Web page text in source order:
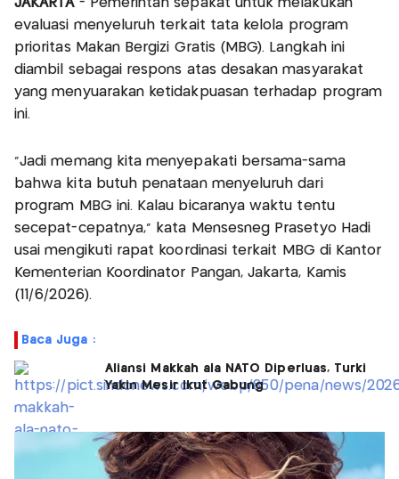
JAKARTA - Pemerintah sepakat untuk melakukan
evaluasi menyeluruh terkait tata kelola program
prioritas Makan Bergizi Gratis (MBG). Langkah ini
diambil sebagai respons atas desakan masyarakat
yang menyuarakan ketidakpuasan terhadap program
ini.
"Jadi memang kita menyepakati bersama-sama
bahwa kita butuh penataan menyeluruh dari
program MBG ini. Kalau bicaranya waktu tentu
secepat-cepatnya," kata Mensesneg Prasetyo Hadi
usai mengikuti rapat koordinasi terkait MBG di Kantor
Kementerian Koordinator Pangan, Jakarta, Kamis
(11/6/2026).
Baca Juga :
Aliansi Makkah ala NATO Diperluas, Turki
Yakin Mesir Ikut Gabung